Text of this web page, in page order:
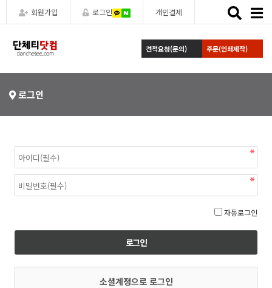
회원가입 로그인 개인결제
Toggle
견적요청(문의) 주문(인쇄제작)
로그인
자동로그인
소셜계정으로 로그인